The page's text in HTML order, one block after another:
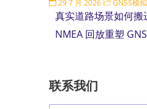
29 7 月 2026 GNSS模拟
真实道路场景如何
NMEA 回放重塑
联系我们